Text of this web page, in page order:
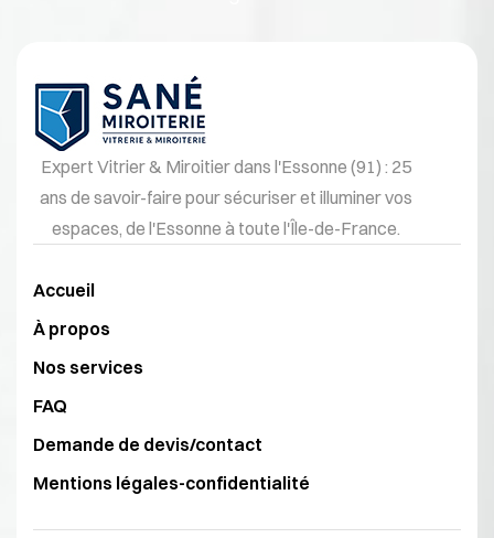
Expert Vitrier & Miroitier dans l'Essonne (91) : 25
ans de savoir-faire pour sécuriser et illuminer vos
espaces, de l'Essonne à toute l'Île-de-France.
Accueil
À propos
Nos services
FAQ
Demande de devis/contact
Mentions légales-confidentialité